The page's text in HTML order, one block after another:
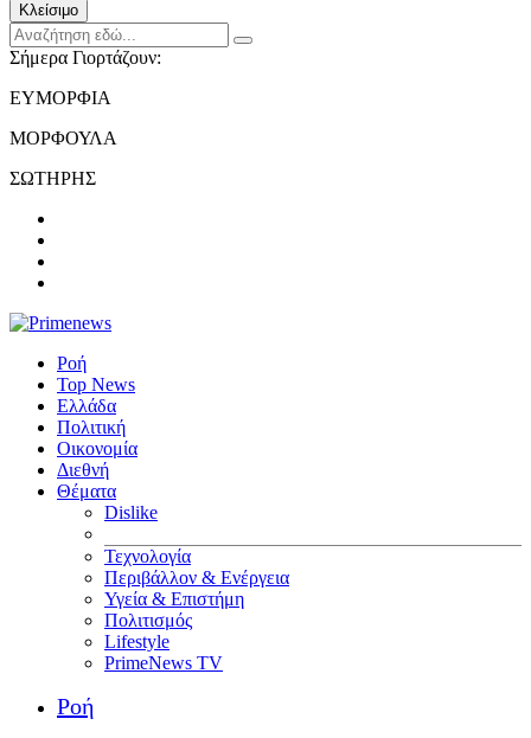
Κλείσιμο
Σήμερα Γιορτάζουν:
ΕΥΜΟΡΦΙΑ
ΜΟΡΦΟΥΛΑ
ΣΩΤΗΡΗΣ
Ροή
Top News
Ελλάδα
Πολιτική
Οικονομία
Διεθνή
Θέματα
Dislike
Τεχνολογία
Περιβάλλον & Ενέργεια
Υγεία & Επιστήμη
Πολιτισμός
Lifestyle
PrimeNews TV
Ροή